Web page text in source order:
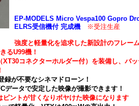
EP-MODELS Micro Vespa100 Gopro
ELRS受信機付 完成機
※受注生産
強度と軽量化を追求した新設計のフレー
るU99機！
XT30コネクターホルダー付）を装備し、バ
録が不要なシネマドローン！
データで安定した 映像が撮影できます！
ントが甘くなりボヤけた映像になります